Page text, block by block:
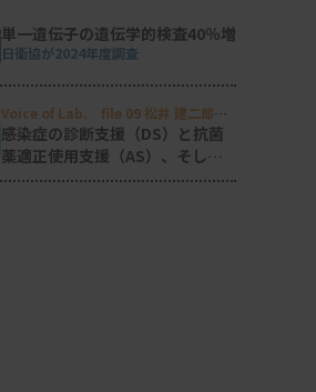
単一遺伝子の遺伝学的検査40％増
日衛協が2024年度調査
Voice of Lab. file 09 松井 建二郎
（藤田医科大学病院臨床検査部微生物
遺伝子検査室）
感染症の診断支援（DS）と抗菌
薬適正使用支援（AS）、そして
研究へ